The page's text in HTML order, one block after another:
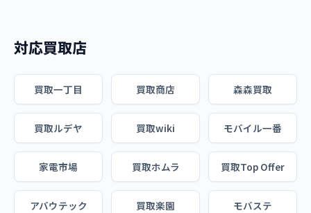
対応買取店
買取一丁目 買取商店 森森買取
買取ルデヤ 買取wiki モバイル一番
家電市場 買取ホムラ 買取Top Offer
アバウテック 買取楽園 モバステ